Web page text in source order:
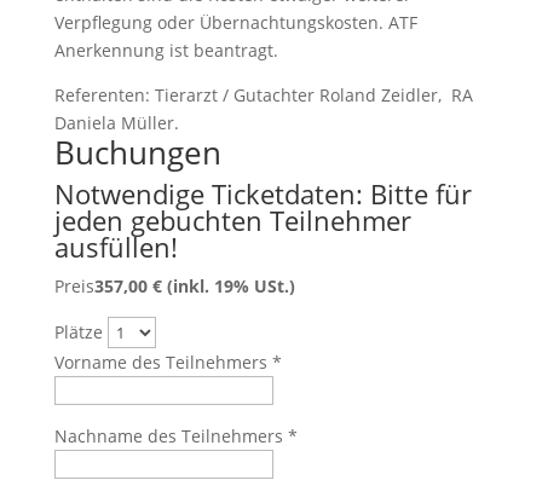
Verpflegung oder Übernachtungskosten. ATF
Anerkennung ist beantragt.
Referenten: Tierarzt / Gutachter Roland Zeidler, RA
Daniela Müller.
Buchungen
Notwendige Ticketdaten: Bitte für
jeden gebuchten Teilnehmer
ausfüllen!
Preis357,00 € (inkl. 19% USt.)
Plätze
Vorname des Teilnehmers *
Nachname des Teilnehmers *